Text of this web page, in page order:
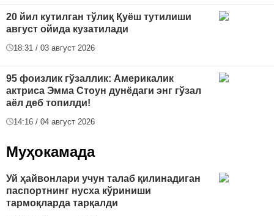
20 йил кутилган тўлиқ Қуёш тутилиши
август ойида кузатилади
18:31 / 03 август 2026
95 фоизлик гўзаллик: Америкалик
актриса Эмма Стоун дунёдаги энг гўзал
аёл деб топилди!
14:16 / 04 август 2026
Муҳокамада
Уй ҳайвонлари учун талаб қилинадиган
паспортнинг нусха кўриниши
тармоқларда тарқалди